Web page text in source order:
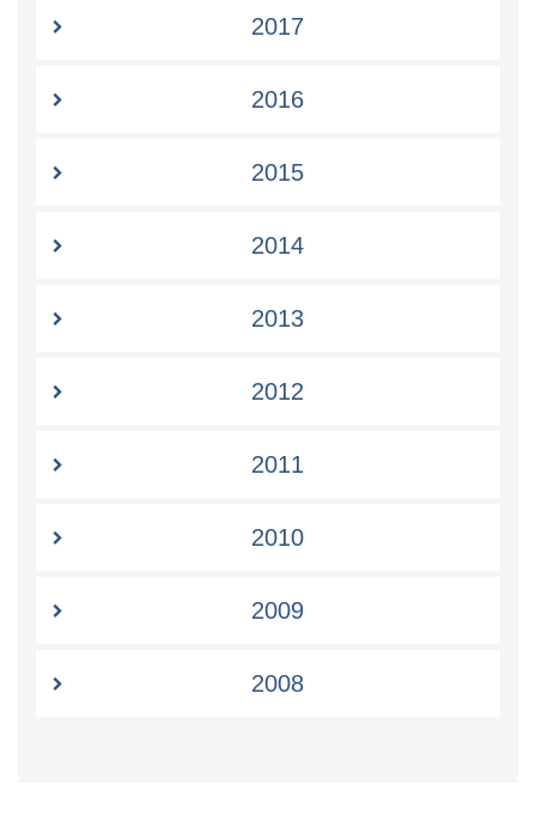
2017
2016
2015
2014
2013
2012
2011
2010
2009
2008